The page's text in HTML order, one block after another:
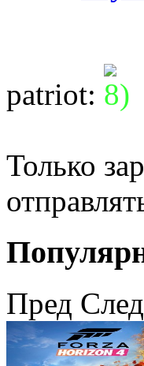
patriot:
Только
Пред След